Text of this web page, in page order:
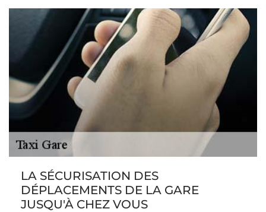
LA SÉCURISATION DES
DÉPLACEMENTS DE LA GARE
JUSQU'À CHEZ VOUS